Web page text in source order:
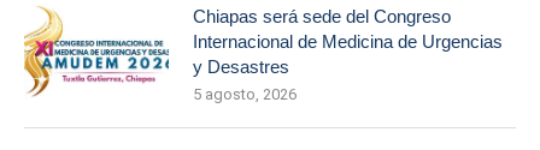
Chiapas será sede del Congreso
Internacional de Medicina de Urgencias
y Desastres
5 agosto, 2026